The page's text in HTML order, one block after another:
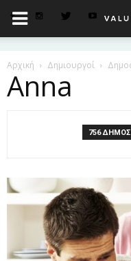
Αρχική Δημιουργοί
Anna
756